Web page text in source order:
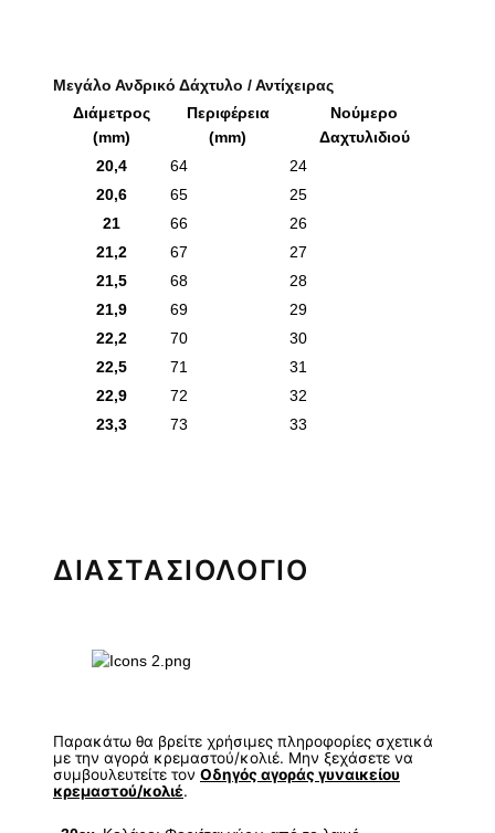
Μεγάλο Ανδρικό Δάχτυλο / Αντίχειρας
Διάμετρος
(mm)
Περιφέρεια
(mm)
Νούμερο
Δαχτυλιδιού
20,4
64
24
20,6
65
25
21
66
26
21,2
67
27
21,5
68
28
21,9
69
29
22,2
70
30
22,5
71
31
22,9
72
32
23,3
73 33
ΔΙΑΣΤΑΣΙΟΛΟΓΙΟ
Παρακάτω θα βρείτε χρήσιμες πληροφορίες σχετικά
με την αγορά κρεμαστού/κολιέ. Μην ξεχάσετε να
συμβουλευτείτε τον Οδηγός αγοράς γυναικείου
κρεμαστού/κολιέ.